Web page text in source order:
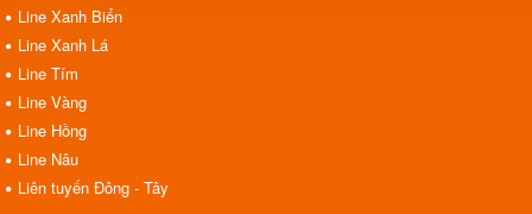
Line Xanh Biển
Line Xanh Lá
Line Tím
Line Vàng
Line Hồng
Line Nâu
Liên tuyến Đông - Tây